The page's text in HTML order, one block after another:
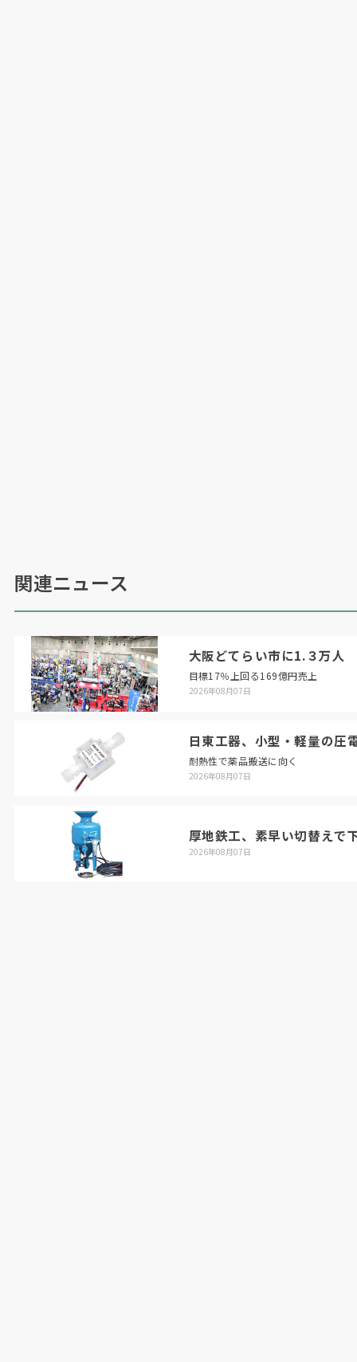
関連ニュース
大阪どてらい市に1.３万人
目標17％上回る169億円売上
2026年08月07日
日東工器、小型・軽量の圧
耐熱性で薬品搬送に向く
2026年08月07日
厚地鉄工、素早い切替えで
2026年08月07日